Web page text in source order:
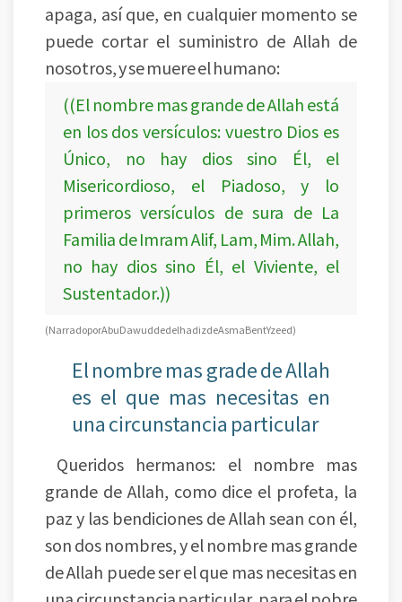
apaga, así que, en cualquier momento se
puede cortar el suministro de Allah de
nosotros, y se muere el humano:
((El nombre mas grande de Allah está
en los dos versículos: vuestro Dios es
Único, no hay dios sino Él, el
Misericordioso, el Piadoso, y lo
primeros versículos de sura de La
Familia de Imram Alif, Lam, Mim. Allah,
no hay dios sino Él, el Viviente, el
Sustentador.))
(Narrado por Abu Dawud de del hadiz de Asma Bent Yzeed)
El nombre mas grade de Allah
es el que mas necesitas en
una circunstancia particular
Queridos hermanos: el nombre mas
grande de Allah, como dice el profeta, la
paz y las bendiciones de Allah sean con él,
son dos nombres, y el nombre mas grande
de Allah puede ser el que mas necesitas en